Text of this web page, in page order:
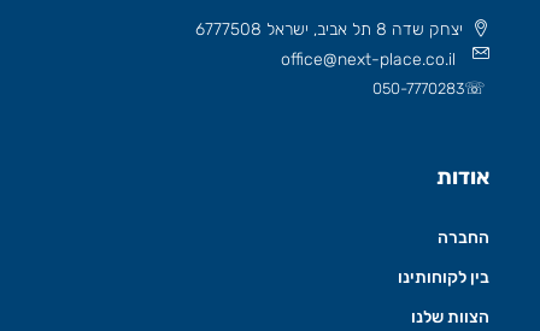
יצחק שדה 8 תל אביב, ישראל 6777508
office@next-place.co.il
☏
050-7770283
אודות
החברה
בין לקוחותינו
הצוות שלנו